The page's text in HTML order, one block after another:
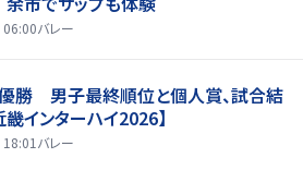
バレー
勝 男子最終順位と個人賞、試合結
インターハイ2026】
バレー